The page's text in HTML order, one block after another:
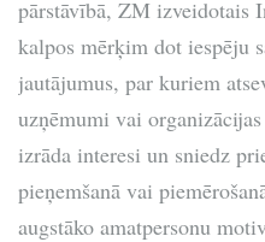
pārstāvībā, ZM izveidotais
kalpos mērķim dot iespēju
jautājumus, par kuriem
uzņēmumi vai
izrāda interesi un sniedz
pieņemšanā vai
augstāko amatpersonu